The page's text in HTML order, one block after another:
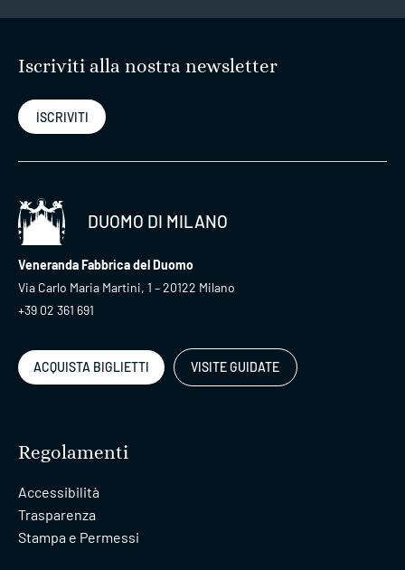
Iscriviti alla nostra newsletter
ISCRIVITI
DUOMO DI MILANO
Veneranda Fabbrica del Duomo
Via Carlo Maria Martini, 1 – 20122 Milano
+39 02 361 691
ACQUISTA BIGLIETTI VISITE GUIDATE
Regolamenti
Accessibilità
Trasparenza
Stampa e Permessi